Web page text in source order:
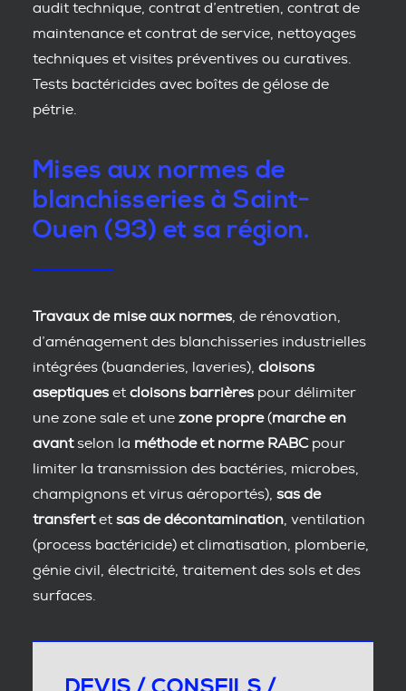
audit technique, contrat d’entretien, contrat de
maintenance et contrat de service, nettoyages
techniques et visites préventives ou curatives.
Tests bactéricides avec boîtes de gélose de
pétrie.
Mises aux normes de
blanchisseries à Saint-
Ouen (93) et sa région.
Travaux de mise aux normes , de rénovation,
d’aménagement des blanchisseries industrielles
intégrées (buanderies, laveries), cloisons
aseptiques et cloisons barrières pour délimiter
une zone sale et une zone propre(marche en
avantselon la méthode et norme RABCpour
limiter la transmission des bactéries, microbes,
champignons et virus aéroportés), sas de
transfertet sas de décontamination , ventilation
(process bactéricide) et climatisation, plomberie,
génie civil, électricité, traitement des sols et des
surfaces.